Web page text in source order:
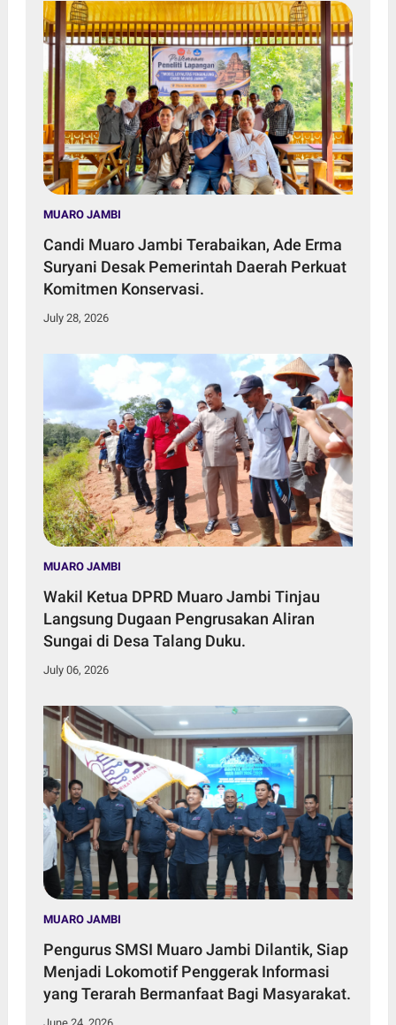
MUARO JAMBI
Candi Muaro Jambi Terabaikan, Ade Erma
Suryani Desak Pemerintah Daerah Perkuat
Komitmen Konservasi.
July 28, 2026
MUARO JAMBI
Wakil Ketua DPRD Muaro Jambi Tinjau
Langsung Dugaan Pengrusakan Aliran
Sungai di Desa Talang Duku.
July 06, 2026
MUARO JAMBI
Pengurus SMSI Muaro Jambi Dilantik, Siap
Menjadi Lokomotif Penggerak Informasi
yang Terarah Bermanfaat Bagi Masyarakat.